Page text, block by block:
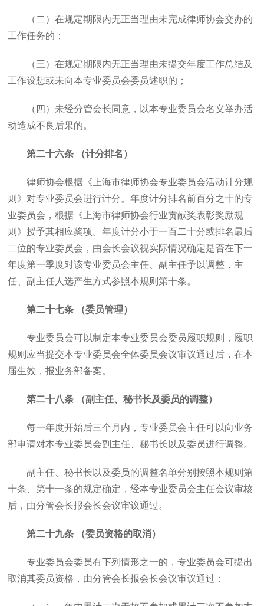
（二）在规定期限内无正当理由未完成律师协会交办的
工作任务的；
（三）在规定期限内无正当理由未提交年度工作总结及
工作设想或未向本专业委员会委员述职的；
（四）未经分管会长同意，以本专业委员会名义举办活
动造成不良后果的。
第二十六条 （计分排名）
律师协会根据《上海市律师协会专业委员会活动计分规
则》对专业委员会进行计分。年度计分排名前百分之十的专
业委员会，根据《上海市律师协会行业贡献奖表彰奖励规
则》授予其相应奖项。年度计分小于一百二十分或排名最后
二位的专业委员会，由会长会议视实际情况确定是否在下一
年度第一季度对该专业委员会主任、副主任予以调整，主
任、副主任人选产生方式参照本规则第十条。
第二十七条 （委员管理）
专业委员会可以制定本专业委员会委员履职规则，履职
规则应当提交本专业委员会全体委员会议审议通过后，在本
届生效，报业务部备案。
第二十八条 （副主任、秘书长及委员的调整）
每一年度开始后三个月内，专业委员会主任可以向业务
部申请对本专业委员会副主任、秘书长以及委员进行调整。
副主任、秘书长以及委员的调整名单分别按照本规则第
十条、第十一条的规定确定，经本专业委员会主任会议审核
后，由分管会长报会长会议审议通过。
第二十九条 （委员资格的取消）
专业委员会委员有下列情形之一的，专业委员会可提出
取消其委员资格，由分管会长报会长会议审议通过：